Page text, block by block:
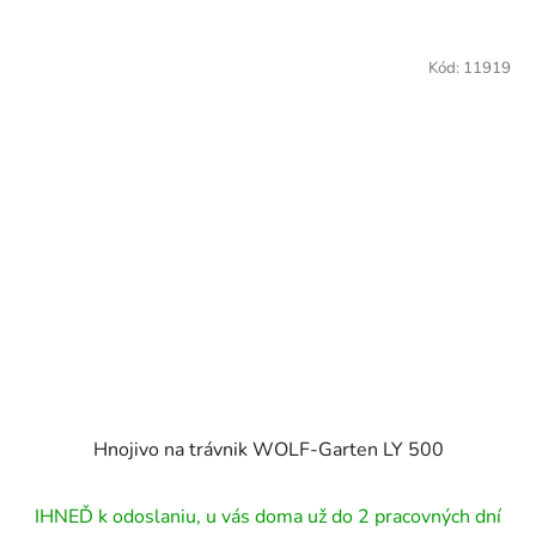
Hnojivo na trávnik WOLF-Garten LY 500
IHNEĎ k odoslaniu, u vás doma už do 2 pracovných dní
Kód: 11919